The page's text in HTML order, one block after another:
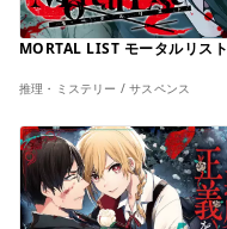
MORTAL LIST モータルリスト
推理・ミステリー / サスペンス